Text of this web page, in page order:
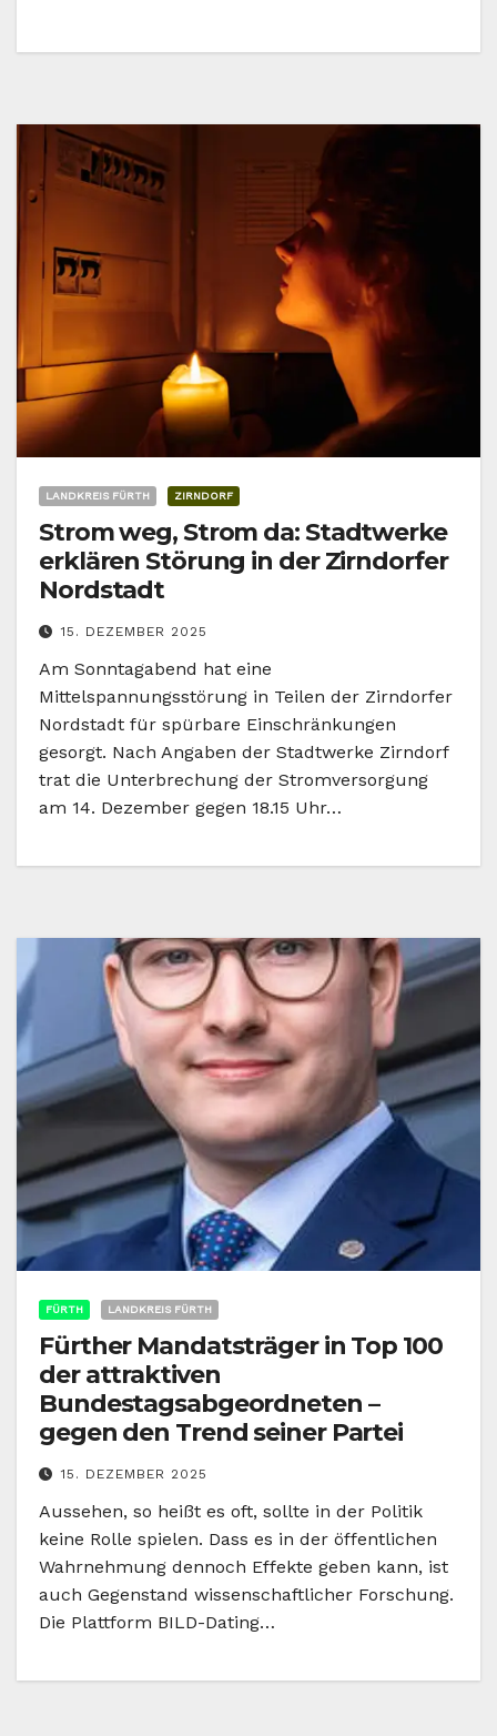
LANDKREIS FÜRTH ZIRNDORF
Strom weg, Strom da: Stadtwerke
erklären Störung in der Zirndorfer
Nordstadt
15. DEZEMBER 2025
Am Sonntagabend hat eine
Mittelspannungsstörung in Teilen der Zirndorfer
Nordstadt für spürbare Einschränkungen
gesorgt. Nach Angaben der Stadtwerke Zirndorf
trat die Unterbrechung der Stromversorgung
am 14. Dezember gegen 18.15 Uhr…
FÜRTH LANDKREIS FÜRTH
Fürther Mandatsträger in Top 100
der attraktiven
Bundestagsabgeordneten –
gegen den Trend seiner Partei
15. DEZEMBER 2025
Aussehen, so heißt es oft, sollte in der Politik
keine Rolle spielen. Dass es in der öffentlichen
Wahrnehmung dennoch Effekte geben kann, ist
auch Gegenstand wissenschaftlicher Forschung.
Die Plattform BILD-Dating…